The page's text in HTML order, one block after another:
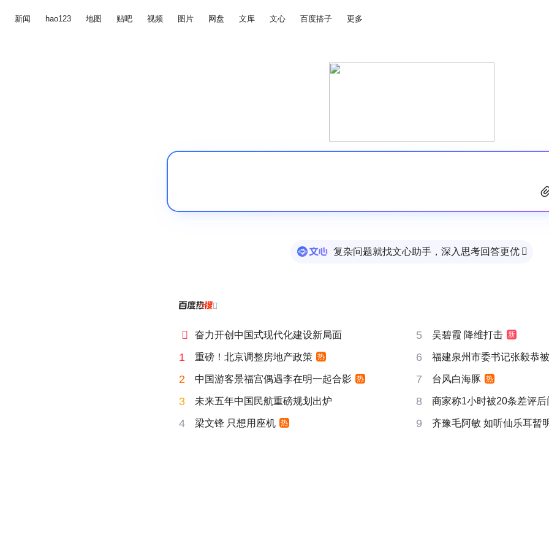
新闻 hao123 地图 贴吧 视频 图片 网盘 文库 文心 百度搭子 更多
复杂问题就找文心助手，深入思考回答更优 

 奋力开创中国式现代化建设新局面 5 吴碧霞 降维打击 新
1 重磅！北京调整房地产政策 热 6 福建泉州市委书记张毅恭
2 中国游客景福宫偶遇李在明一起合影 热 7 台风白海豚 热
3 未来五年中国民航重磅规划出炉 8 商家称1小时被20条差评后
4 梁文锋 只想用座机 热 9 齐豫毛阿敏 如听仙乐耳暂